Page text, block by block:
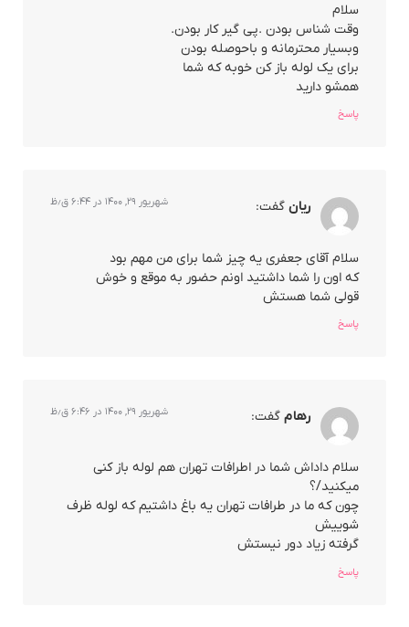
سلام
وقت شناس بودن .پی گیر کار بودن.
وبسیار محترمانه و باحوصله بودن
برای یک لوله باز کن خوبه که شما
همشو دارید
پاسخ
ریان گفت: شهریور ۲۹, ۱۴۰۰ در ۶:۴۴ ق٫ظ
سلام آقای جعفری یه چیز شما برای من مهم بود
که اون را شما داشتید اونم حضور به موقع و خوش
قولی شما هستش
پاسخ
رهام گفت: شهریور ۲۹, ۱۴۰۰ در ۶:۴۶ ق٫ظ
سلام داداش شما در اطرافات تهران هم لوله باز کنی
میکنید/؟
چون که ما در طرافات تهران یه باغ داشتیم که لوله ظرف
شوییش
گرفته زیاد دور نیستش
پاسخ